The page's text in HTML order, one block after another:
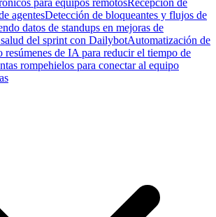
para equipos remotosRecepción de
agentesDetección de bloqueantes y flujos de
datos de standups en mejoras de
del sprint con DailybotAutomatización de
resúmenes de IA para reducir el tiempo de
rompehielos para conectar al equipo